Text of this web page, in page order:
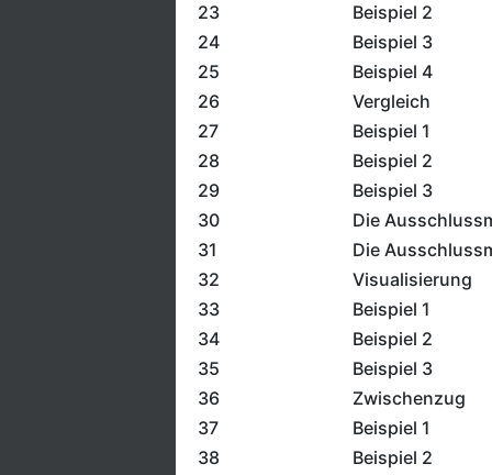
23
Beispiel 2
24
Beispiel 3
25
Beispiel 4
26
Vergleich
27
Beispiel 1
28
Beispiel 2
29
Beispiel 3
30
Die
31
Die
32
Visualisierung
33
Beispiel 1
34
Beispiel 2
35
Beispiel 3
36
Zwischenzug
37
Beispiel 1
38
Beispiel 2